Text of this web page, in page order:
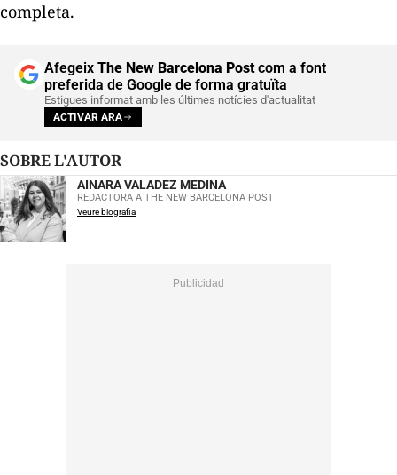
completa.
Afegeix The New Barcelona Postcom a font
preferida de Google de forma gratuïta
Estigues informat amb les últimes notícies d'actualitat
ACTIVAR ARA
SOBRE L'AUTOR
AINARA VALADEZ MEDINA
REDACTORA A THE NEW BARCELONA POST
Veure biografia